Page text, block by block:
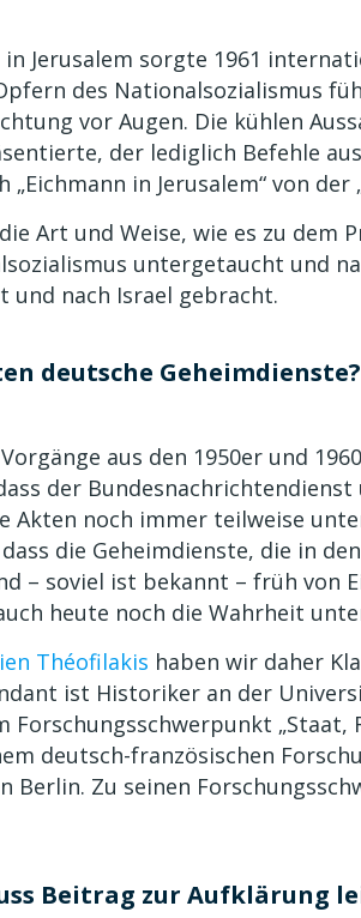
in Jerusalem sorgte 1961
des Nationalsozialismus
vor Augen. Die kühlen
der lediglich Befehle
in Jerusalem“ von der
Art und Weise, wie es zu dem
untergetaucht und
und nach Israel gebracht.
deutsche Geheimdienste?
aus den 1950er und
der
Akten noch immer teilweise
die Geheimdienste, die in
– soviel ist bekannt – früh von
heute noch die Wahrheit
Théofilakis haben wir daher
ist Historiker an der
„Staat,
deutsch-französischen
Berlin. Zu seinen
Beitrag zur Aufklärung